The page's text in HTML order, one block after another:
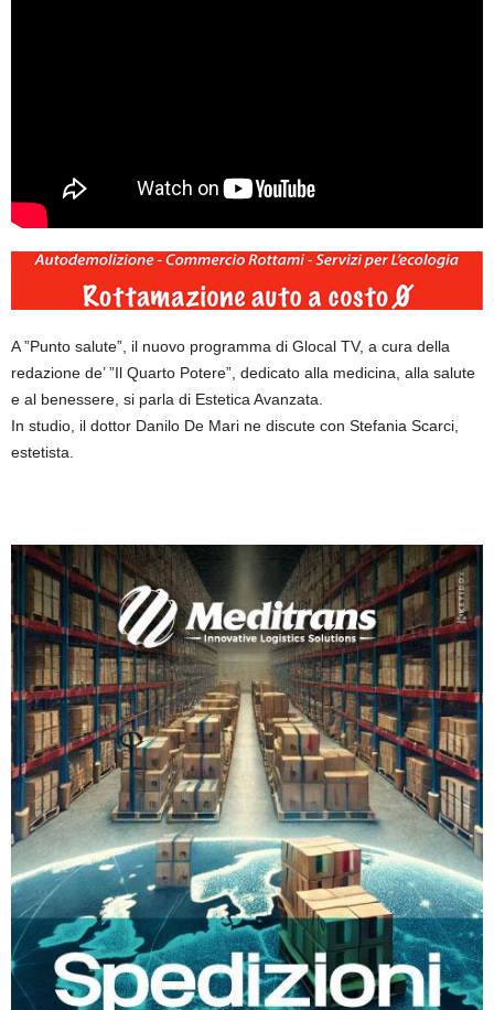
A ”Punto salute”, il nuovo programma di Glocal TV, a cura della
redazione de’ ”Il Quarto Potere”, dedicato alla medicina, alla salute
e al benessere, si parla di Estetica Avanzata.
In studio, il dottor Danilo De Mari ne discute con Stefania Scarci,
estetista.